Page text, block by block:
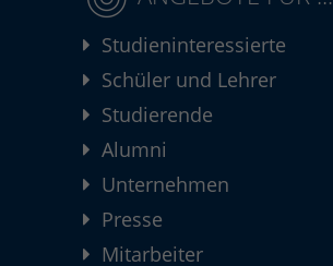
Studieninteressierte
Schüler und Lehrer
Studierende
Alumni
Unternehmen
Presse
Mitarbeiter